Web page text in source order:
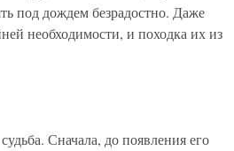
под дождем безрадостно. Даже
необходимости, и походка их из
Сначала, до появления его